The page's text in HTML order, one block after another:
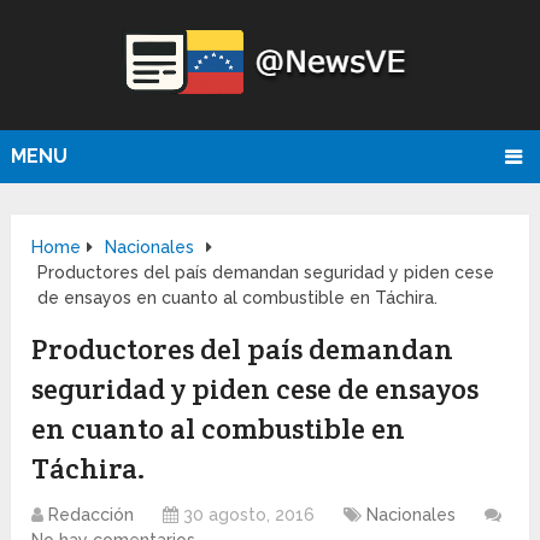
MENU
Home
Nacionales
Productores del país demandan seguridad y piden cese
de ensayos en cuanto al combustible en Táchira.
Productores del país demandan
seguridad y piden cese de ensayos
en cuanto al combustible en
Táchira.
Redacción 30 agosto, 2016
Nacionales